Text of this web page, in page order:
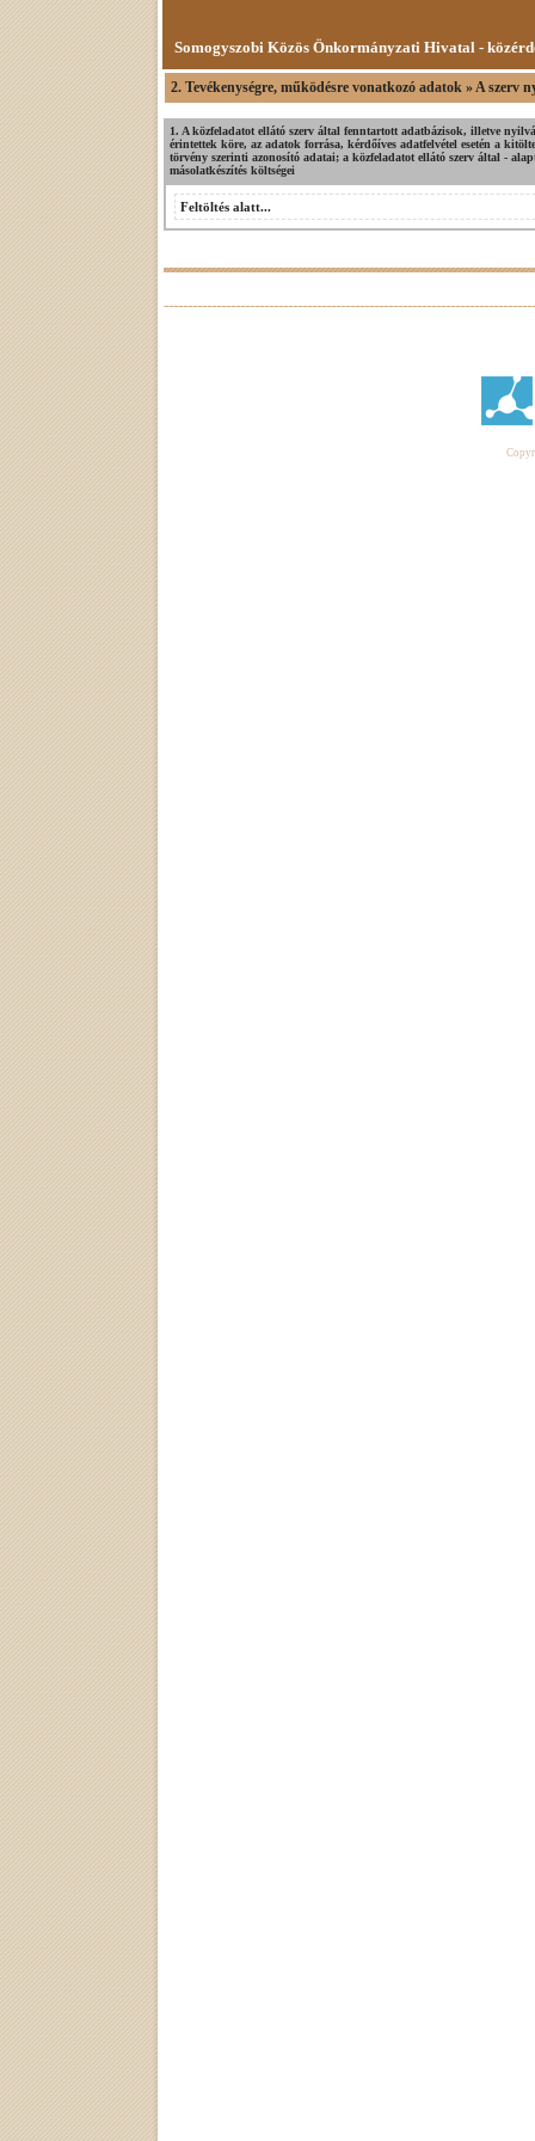
Somogyszobi Közös Önkormányzati Hivatal -
2. Tevékenységre, működésre vonatkozó adatok » A szerv
1. A közfeladatot ellátó szerv által fenntartott adatbázisok, illetve
érintettek köre, az adatok forrása, kérdőíves adatfelvétel esetén a
törvény szerinti azonosító adatai; a közfeladatot ellátó szerv által -
másolatkészítés költségei
Feltöltés alatt...